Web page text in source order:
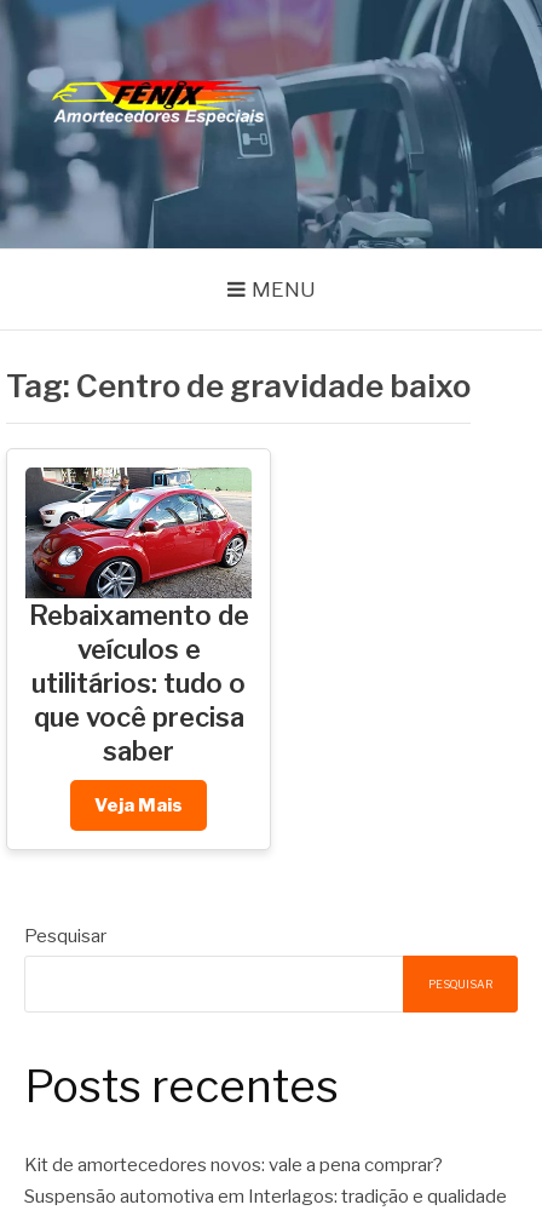
Pular
conteúdo
FENIX
AMORTECEDORES
Especialistas em Remanufatura de Amortecedores
MENU
Tag: Centro de gravidade baixo
Rebaixamento de
veículos e
utilitários: tudo o
que você precisa
saber
Veja Mais
Pesquisar
PESQUISAR
Posts recentes
Kit de amortecedores novos: vale a pena comprar?
Suspensão automotiva em Interlagos: tradição e qualidade